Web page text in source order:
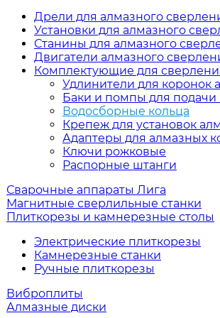
Дрели для алмазного
Установки для алмазного
Станины для алмазного
Двигатели алмазного
Комплектующие для
Удлинители для коронок
Баки и помпы для подачи
Водосборные кольца
Крепеж для установок
Адаптеры для алмазных
Ключи рожковые
Распорные штанги
Сварочные аппараты Лига
Магнитные сверлильные станки
Плиткорезы и камнерезные столы
Электрические плиткорезы
Камнерезные станки
Ручные плиткорезы
Виброплиты
Алмазные диски